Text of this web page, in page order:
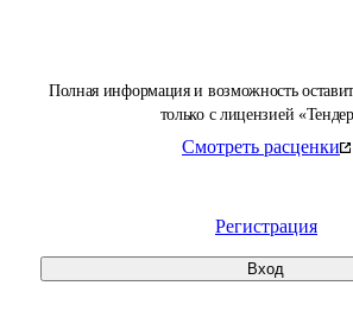
Полная информация и возможность
только с лицензией
Смотреть расценки
Регистрация
Вход